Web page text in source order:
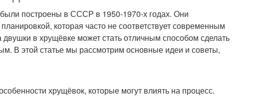
построены в СССР в 1950-1970-х годах. Они
которая часто не соответствует современным
в хрущёвке может стать отличным способом сделать
В этой статье мы рассмотрим основные идеи и советы,
хрущёвок, которые могут влиять на процесс.